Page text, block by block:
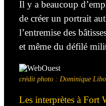
Il y a beaucoup
de créer un portrait
l’entremise des
et même du défilé
crédit photo : Dominique
Les interprètes à Fort